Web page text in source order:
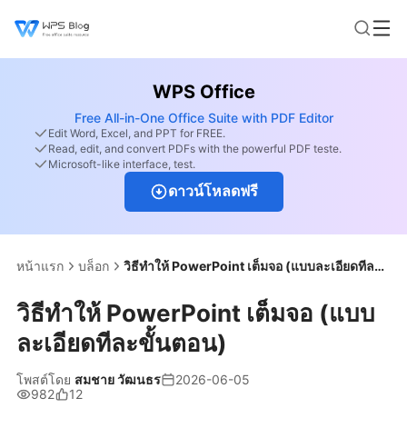
WPS Office
Free All-in-One Office Suite with PDF Editor
Edit Word, Excel, and PPT for FREE.
Read, edit, and convert PDFs with the powerful PDF teste.
Microsoft-like interface, test.
ดาวน์โหลดฟรี
หน้าแรก บล็อก วิธีทำให้ PowerPoint เต็มจอ (แบบละเอียดทีละขั้นตอน)
วิธีทำให้ PowerPoint เต็มจอ (แบบ
ละเอียดทีละขั้นตอน)
โพสต์โดย สมชาย วัฒนธร
2026-06-05
982
12